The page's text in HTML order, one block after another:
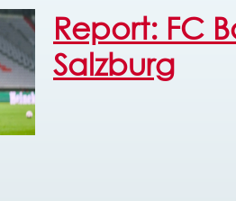
Report: FC
Salzburg